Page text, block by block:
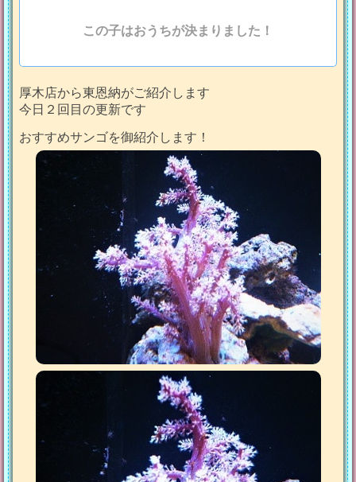
この子はおうちが決まりました！
厚木店から東恩納がご紹介します
今日２回目の更新です
おすすめサンゴを御紹介します！